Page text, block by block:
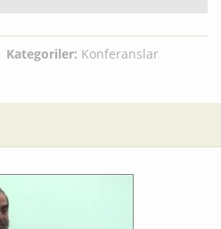
Kategoriler: Konferanslar